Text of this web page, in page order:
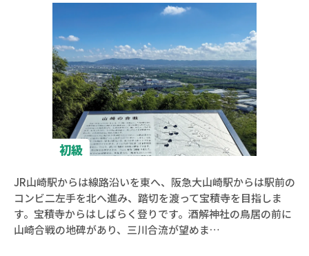
初級
JR山崎駅からは線路沿いを東へ、阪急大山崎駅からは駅前の
コンビ二左手を北へ進み、踏切を渡って宝積寺を目指しま
す。宝積寺からはしばらく登りです。酒解神社の鳥居の前に
山崎合戦の地碑があり、三川合流が望めま…